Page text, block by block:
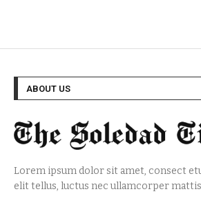
ABOUT US
Lorem ipsum dolor sit amet, consect
elit tellus, luctus nec ullamcorper